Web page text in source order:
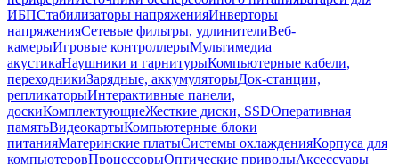
ИБПСтабилизаторы напряженияИнверторы
напряженияСетевые фильтры, удлинителиВеб-
камерыИгровые контроллерыМультимедиа
акустикаНаушники и гарнитурыКомпьютерные кабели,
переходникиЗарядные, аккумуляторыДок-станции,
репликаторыИнтерактивные панели,
доскиКомплектующиеЖесткие диски, SSDОперативная
памятьВидеокартыКомпьютерные блоки
питанияМатеринские платыСистемы охлажденияКорпуса для
компьютеровПроцессорыОптические приводыАксессуары